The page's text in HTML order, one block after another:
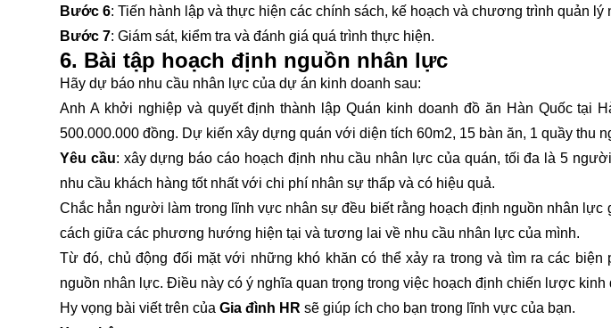
Bước 6: Tiến hành lập và thực hiện các chính sách, kế hoạch và chương trình quản lý
Bước 7: Giám sát, kiểm tra và đánh giá quá trình thực hiện.
6. Bài tập hoạch định nguồn nhân lực
Hãy dự báo nhu cầu nhân lực của dự án kinh doanh sau:
Anh A khởi nghiệp và quyết định thành lập Quán kinh doanh đồ ăn Hàn Quốc tại
500.000.000 đồng. Dự kiến xây dựng quán với diện tích 60m2, 15 bàn ăn, 1 quầy thu
Yêu cầu: xây dựng báo cáo hoạch định nhu cầu nhân lực của quán, tối đa là 5
nhu cầu khách hàng tốt nhất với chi phí nhân sự thấp và có hiệu quả.
Chắc hẳn người làm trong lĩnh vực nhân sự đều biết rằng hoạch định nguồn nhân lực
cách giữa các phương hướng hiện tại và tương lai về nhu cầu nhân lực của mình.
Từ đó, chủ động đối mặt với những khó khăn có thể xảy ra trong và tìm ra các
nguồn nhân lực. Điều này có ý nghĩa quan trọng trong việc hoạch định chiến lược kinh
Hy vọng bài viết trên của Gia đình HR sẽ giúp ích cho bạn trong lĩnh vực của bạn.